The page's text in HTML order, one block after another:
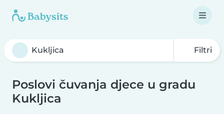
Filtri
Poslovi čuvanja djece u gradu
Kukljica